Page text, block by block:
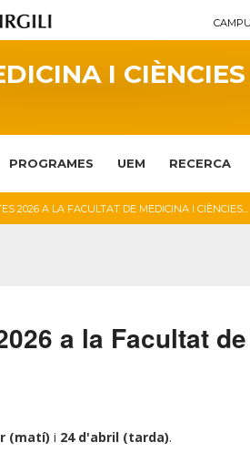
I
PROGRAMES UEM RECERCA
2026 A LA FACULTAT DE MEDICINA I CIÈNCIES...
a la Facultat
(matí) i 24 d'abril (tarda).